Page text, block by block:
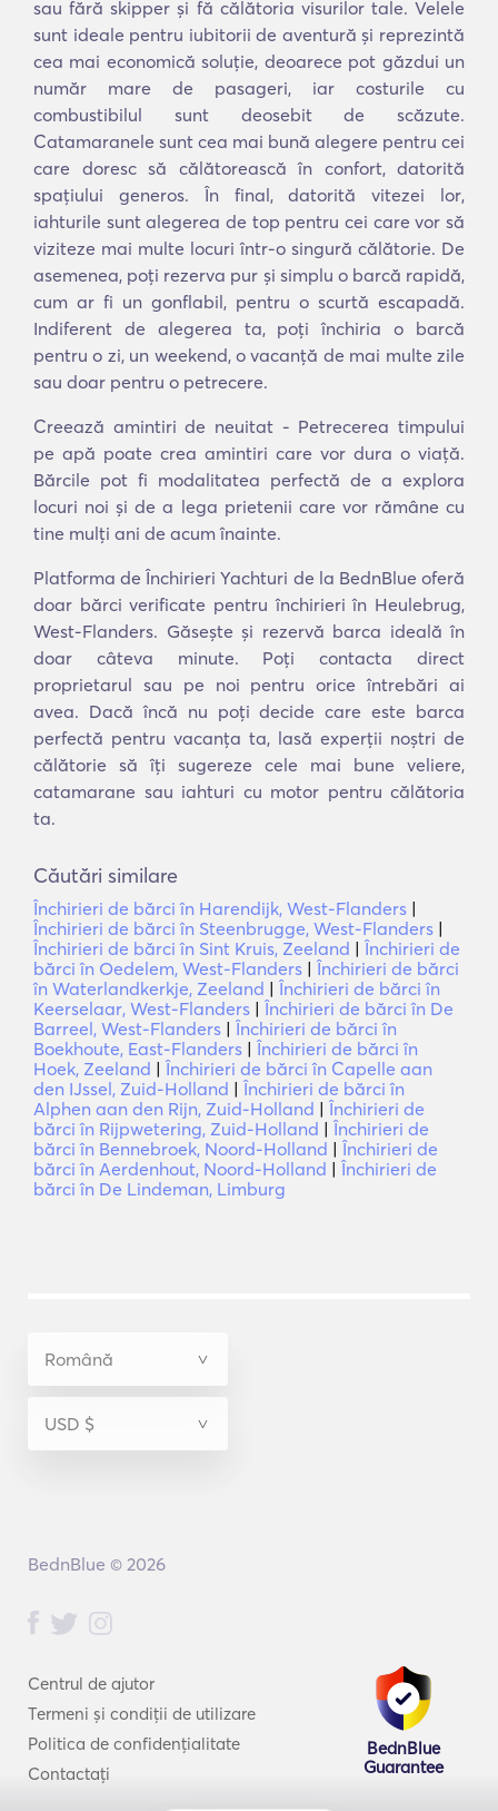
sau fără skipper și fă călătoria visurilor tale. Velele
sunt ideale pentru iubitorii de aventură și reprezintă
cea mai economică soluție, deoarece pot găzdui un
număr mare de pasageri, iar costurile cu
combustibilul sunt deosebit de scăzute.
Catamaranele sunt cea mai bună alegere pentru cei
care doresc să călătorească în confort, datorită
spațiului generos. În final, datorită vitezei lor,
iahturile sunt alegerea de top pentru cei care vor să
viziteze mai multe locuri într-o singură călătorie. De
asemenea, poți rezerva pur și simplu o barcă rapidă,
cum ar fi un gonflabil, pentru o scurtă escapadă.
Indiferent de alegerea ta, poți închiria o barcă
pentru o zi, un weekend, o vacanță de mai multe zile
sau doar pentru o petrecere.
Creează amintiri de neuitat - Petrecerea timpului
pe apă poate crea amintiri care vor dura o viață.
Bărcile pot fi modalitatea perfectă de a explora
locuri noi și de a lega prietenii care vor rămâne cu
tine mulți ani de acum înainte.
Platforma de Închirieri Yachturi de la BednBlue oferă
doar bărci verificate pentru închirieri în Heulebrug,
West-Flanders. Găsește și rezervă barca ideală în
doar câteva minute. Poți contacta direct
proprietarul sau pe noi pentru orice întrebări ai
avea. Dacă încă nu poți decide care este barca
perfectă pentru vacanța ta, lasă experții noștri de
călătorie să îți sugereze cele mai bune veliere,
catamarane sau iahturi cu motor pentru călătoria
ta.
Căutări similare
Închirieri de bărci în Harendijk, West-Flanders |
Închirieri de bărci în Steenbrugge, West-Flanders |
Închirieri de bărci în Sint Kruis, Zeeland | Închirieri de
bărci în Oedelem, West-Flanders | Închirieri de bărci
în Waterlandkerkje, Zeeland | Închirieri de bărci în
Keerselaar, West-Flanders | Închirieri de bărci în De
Barreel, West-Flanders | Închirieri de bărci în
Boekhoute, East-Flanders | Închirieri de bărci în
Hoek, Zeeland | Închirieri de bărci în Capelle aan
den IJssel, Zuid-Holland | Închirieri de bărci în
Alphen aan den Rijn, Zuid-Holland | Închirieri de
bărci în Rijpwetering, Zuid-Holland | Închirieri de
bărci în Bennebroek, Noord-Holland | Închirieri de
bărci în Aerdenhout, Noord-Holland | Închirieri de
bărci în De Lindeman, Limburg
Centrul de ajutor
Termeni și condiții de utilizare
Politica de confidențialitate
Contactați
BednBlue
Guarantee
BednBlue © 2026